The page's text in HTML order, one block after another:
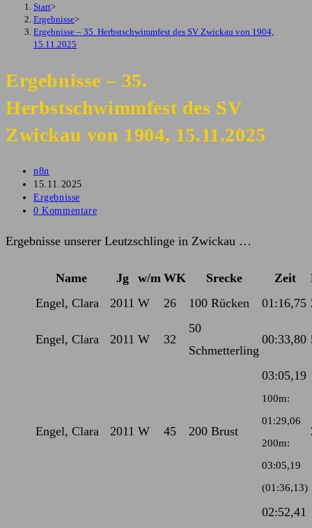
Start>
Ergebnisse>
Ergebnisse – 35. Herbstschwimmfest des SV Zwickau von 1904,
15.11.2025
Ergebnisse – 35.
Herbstschwimmfest des SV
Zwickau von 1904, 15.11.2025
Beitrags-
Autor:
n8n
Beitrag
veröffentlicht:
15.11.2025
Beitrags-
Kategorie:
Ergebnisse
Beitrags-
0 Kommentare
Ergebnisse unserer Leutzschlinge in Zwickau …
Name Jg w/m WK Srecke Zeit
Engel, Clara
2011 W 26 100 Rücken 01:16,75
Engel, Clara 2011 W 32
50
Schmetterling
00:33,80
Engel, Clara 2011 W 45 200 Brust
03:05,19
100m:
01:29,06
200m:
03:05,19
(01:36,13)
02:52,41